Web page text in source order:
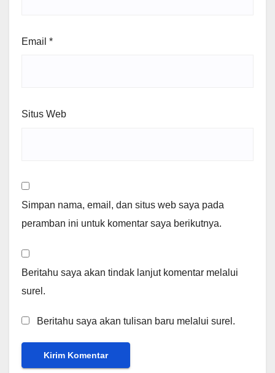
Email *
Situs Web
Simpan nama, email, dan situs web saya pada
peramban ini untuk komentar saya berikutnya.
Beritahu saya akan tindak lanjut komentar melalui
surel.
Beritahu saya akan tulisan baru melalui surel.